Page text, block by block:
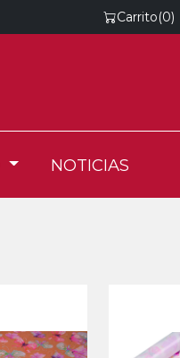
Carrito(0)
NOTICIAS